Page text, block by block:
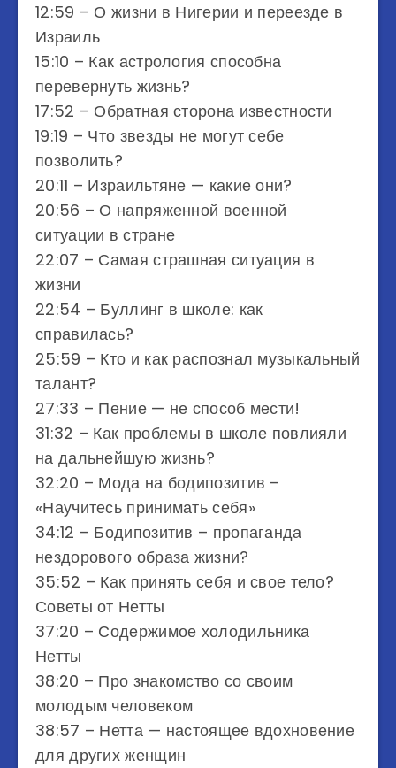
12:59 – О жизни в Нигерии и переезде в
Израиль
15:10 – Как астрология способна
перевернуть жизнь?
17:52 – Обратная сторона известности
19:19 – Что звезды не могут себе
позволить?
20:11 – Израильтяне — какие они?
20:56 – О напряженной военной
ситуации в стране
22:07 – Самая страшная ситуация в
жизни
22:54 – Буллинг в школе: как
справилась?
25:59 – Кто и как распознал музыкальный
талант?
27:33 – Пение — не способ мести!
31:32 – Как проблемы в школе повлияли
на дальнейшую жизнь?
32:20 – Мода на бодипозитив –
«Научитесь принимать себя»
34:12 – Бодипозитив – пропаганда
нездорового образа жизни?
35:52 – Как принять себя и свое тело?
Советы от Нетты
37:20 – Содержимое холодильника
Нетты
38:20 – Про знакомство со своим
молодым человеком
38:57 – Нетта — настоящее вдохновение
для других женщин